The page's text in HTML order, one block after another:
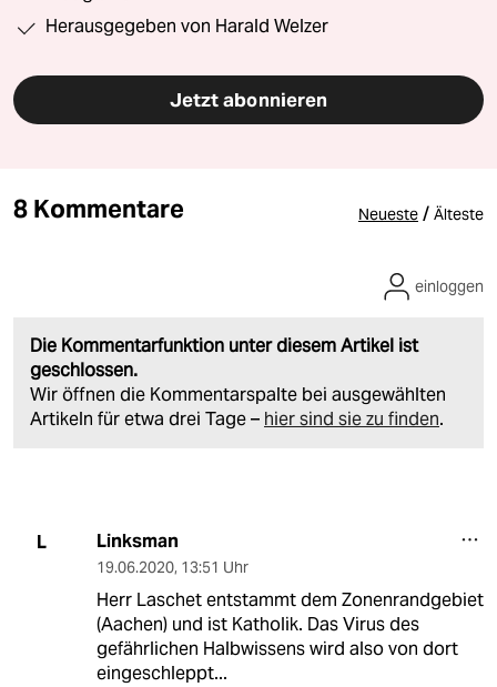
Herausgegeben von Harald Welzer
Jetzt abonnieren
8 Kommentare Neueste / Älteste
Die Kommentarfunktion unter diesem Artikel ist
geschlossen.
Wir öffnen die Kommentarspalte bei ausgewählten
Artikeln für etwa drei Tage – hier sind sie zu finden.
einloggen
L Linksman
19.06.2020, 13:51 Uhr
Herr Laschet entstammt dem Zonenrandgebiet
(Aachen) und ist Katholik. Das Virus des
gefährlichen Halbwissens wird also von dort
eingeschleppt...